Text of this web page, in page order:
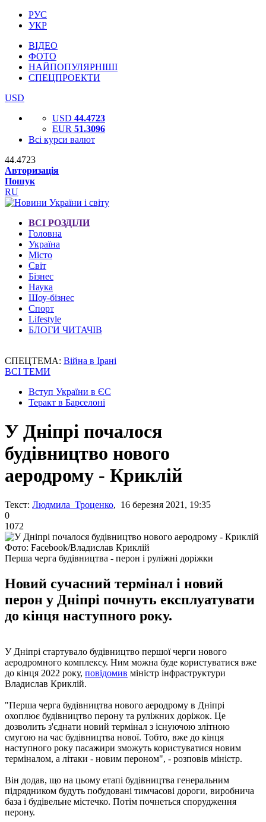
РУС
УКР
ВІДЕО
ФОТО
НАЙПОПУЛЯРНІШІ
СПЕЦПРОЕКТИ
USD
USD 44.4723
EUR 51.3096
Всі курси валют
44.4723
Авторизація
Пошук
RU
ВСІ РОЗДІЛИ
Головна
Україна
Місто
Світ
Бізнес
Наука
Шоу-бізнес
Спорт
Lifestyle
БЛОГИ ЧИТАЧІВ
СПЕЦТЕМА: Війна в Ірані
ВСІ ТЕМИ
Вступ України в ЄС
Теракт в Барселоні
У Дніпрі почалося
будівництво нового
аеродрому - Криклій
Текст: Людмила Троценко, 16 березня 2021, 19:35
0
1072
Фото: Facebook/Владислав Криклій
Перша черга будівництва - перон і руліжні доріжки
Новий сучасний термінал і новий
перон у Дніпрі почнуть експлуатувати
до кінця наступного року.
У Дніпрі стартувало будівництво першої черги нового
аеродромного комплексу. Ним можна буде користуватися вже
до кінця 2022 року, повідомив міністр інфраструктури
Владислав Криклій.
"Перша черга будівництва нового аеродрому в Дніпрі
охоплює будівництво перону та руліжних доріжок. Це
дозволить з'єднати новий термінал з існуючою злітною
смугою на час будівництва нової. Тобто, вже до кінця
наступного року пасажири зможуть користуватися новим
терміналом, а літаки - новим пероном", - розповів міністр.
Він додав, що на цьому етапі будівництва генеральним
підрядником будуть побудовані тимчасові дороги, виробнича
база і будівельне містечко. Потім почнеться спорудження
перону.